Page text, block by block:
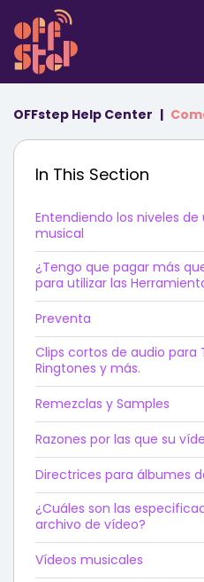
OFFstep Help Center
In This Section
Entendiendo los niveles
musical
¿Tengo que pagar más
para utilizar las
Preventa
Clips cortos de audio para
Ringtones y más.
Remezclas y Samples
Razones por las que su
Directrices para álbumes
¿Cuáles son las
archivo de vídeo?
Vídeos musicales